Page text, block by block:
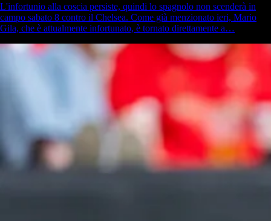
L'infortunio alla coscia persiste, quindi lo spagnolo non scenderà in
campo sabato 8 contro il Chelsea. Come già menzionato ieri, Mario
Gila, che è attualmente infortunato, è tornato direttamente a…